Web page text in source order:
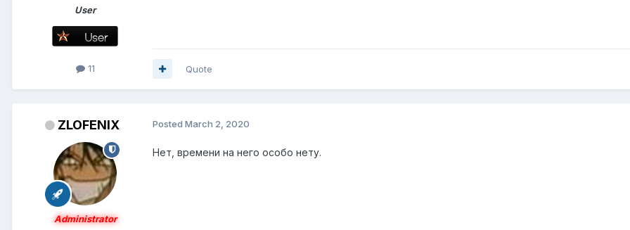
User
11 Quote
ZLOFENIX
Administrator
Posted March 2, 2020
Нет, времени на него особо нету.